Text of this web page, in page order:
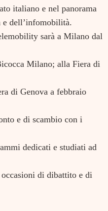
italiano e nel panorama
e dell’infomobilità.
sarà a Milano dal
Milano; alla Fiera di
di Genova a febbraio
e di scambio con i
dedicati e studiati ad
di dibattito e di